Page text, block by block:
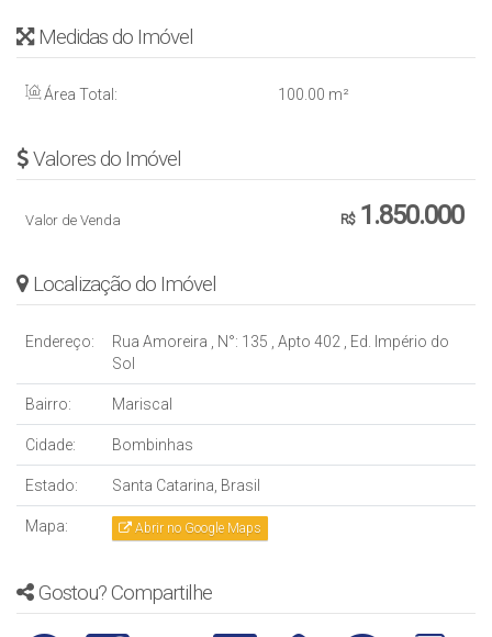
Medidas do Imóvel
Área Total: 100.00 m²
Valores do Imóvel
R$1.850.000
Valor de Venda
Localização do Imóvel
Endereço: Rua Amoreira , N°: 135 , Apto 402 , Ed. Império do
Sol
Bairro: Mariscal
Cidade: Bombinhas
Estado: Santa Catarina, Brasil
Mapa: Abrir no Google Maps
Gostou? Compartilhe